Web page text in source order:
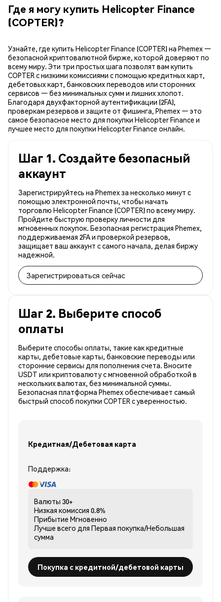
Где я могу купить Helicopter Finance
(COPTER)?
Узнайте, где купить Helicopter Finance (COPTER) на Phemex —
безопасной криптовалютной бирже, которой доверяют по
всему миру. Эти три простых шага позволят вам купить
COPTER с низкими комиссиями с помощью кредитных карт,
дебетовых карт, банковских переводов или сторонних
сервисов — без минимальных сумм и лишних хлопот.
Благодаря двухфакторной аутентификации (2FA),
проверкам резервов и защите от фишинга, Phemex — это
самое безопасное место для покупки Helicopter Finance и
лучшее место для покупки Helicopter Finance онлайн.
Шаг 1. Создайте безопасный
аккаунт
Зарегистрируйтесь на Phemex за несколько минут с
помощью электронной почты, чтобы начать
торговлю Helicopter Finance (COPTER) по всему миру.
Пройдите быструю проверку личности для
мгновенных покупок. Безопасная регистрация Phemex,
поддерживаемая 2FA и проверкой резервов,
защищает ваш аккаунт с самого начала, делая биржу
надежной.
Зарегистрироваться сейчас
Шаг 2. Выберите способ
оплаты
Выберите способы оплаты, такие как кредитные
карты, дебетовые карты, банковские переводы или
сторонние сервисы для пополнения счета. Вносите
USDT или криптовалюту с мгновенной обработкой в
нескольких валютах, без минимальной суммы.
Безопасная платформа Phemex обеспечивает самый
быстрый способ покупки COPTER с уверенностью.
Кредитная/Дебетовая карта
Поддержка:
Валюты 30+
Низкая комиссия 0.8%
Прибытие Мгновенно
Лучше всего для Первая покупка/Небольшая
сумма
Покупка с кредитной/дебетовой карты